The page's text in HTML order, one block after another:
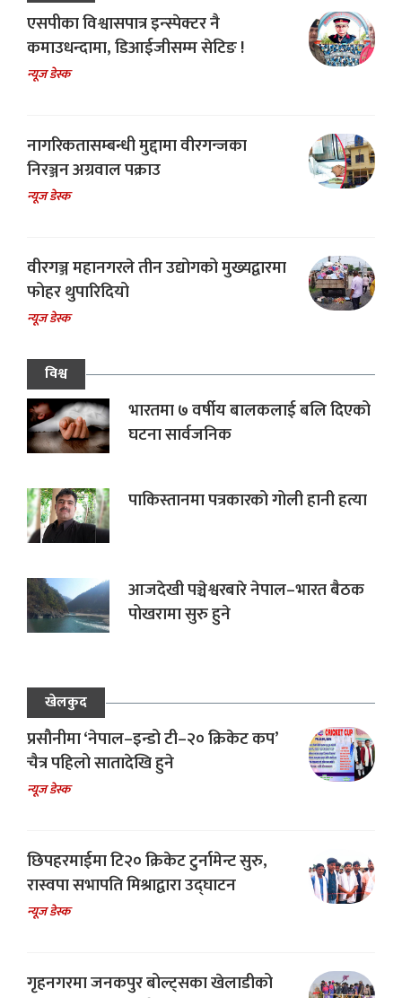
एसपीका विश्वासपात्र इन्स्पेक्टर नै
कमाउधन्दामा, डिआईजीसम्म सेटिङ !
न्यूज डेस्क
नागरिकतासम्बन्धी मुद्दामा वीरगन्जका
निरञ्जन अग्रवाल पक्राउ
न्यूज डेस्क
वीरगञ्ज महानगरले तीन उद्योगको मुख्यद्वारमा
फोहर थुपारिदियो
न्यूज डेस्क
विश्व
भारतमा ७ वर्षीय बालकलाई बलि दिएको
घटना सार्वजनिक
पाकिस्तानमा पत्रकारको गोली हानी हत्या
आजदेखी पञ्चेश्वरबारे नेपाल–भारत बैठक
पोखरामा सुरु हुने
खेलकुद
प्रसौनीमा ‘नेपाल–इन्डो टी–२० क्रिकेट कप’
चैत्र पहिलो सातादेखि हुने
न्यूज डेस्क
छिपहरमाईमा टि२० क्रिकेट टुर्नामेन्ट सुरु,
रास्वपा सभापति मिश्राद्वारा उद्घाटन
न्यूज डेस्क
गृहनगरमा जनकपुर बोल्ट्सका खेलाडीको